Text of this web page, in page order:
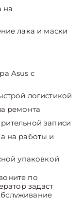
на
лака и маски
Asus с
логистикой
ремонта
записи
на работы и
упаковкой
по
задаст